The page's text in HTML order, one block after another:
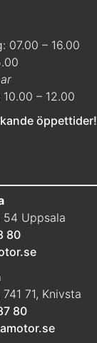
07.00 – 16.00
– 12.00
öppettider!
54 Uppsala
80
71, Knivsta
80